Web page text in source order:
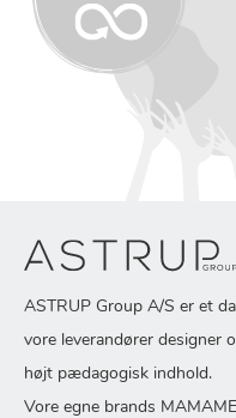
ASTRUP Group A/S er et
vore leverandører designer
højt pædagogisk indhold.
Vore egne brands